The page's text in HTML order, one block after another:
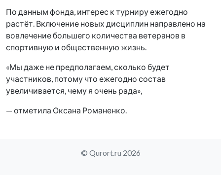
По данным фонда, интерес к турниру ежегодно
растёт. Включение новых дисциплин направлено на
вовлечение большего количества ветеранов в
спортивную и общественную жизнь.
«Мы даже не предполагаем, сколько будет
участников, потому что ежегодно состав
увеличивается, чему я очень рада»,
— отметила Оксана Романенко.
© Qurort.ru 2026